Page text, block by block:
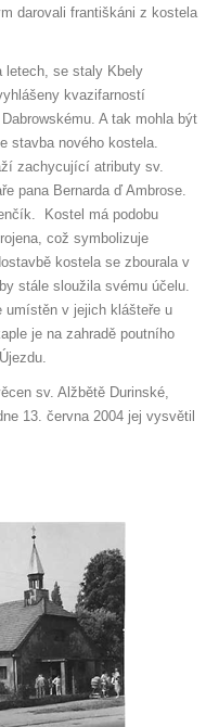
darovali františkáni z kostela
letech, se staly Kbely
kvazifarností
A tak mohla být
stavba nového kostela.
zachycující atributy sv.
pana Bernarda ď Ambrose.
Kostel má podobu
což symbolizuje
kostela se zbourala v
stále sloužila svému účelu.
umístěn v jejich klášteře u
je na zahradě poutního
sv. Alžbětě Durinské,
13. června 2004 jej vysvětil